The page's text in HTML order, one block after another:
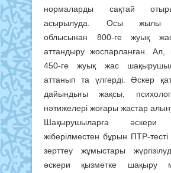
нормаларды сақтай
асырылуда. Осы жылы
облысынан 800-ге жуық
аттандыру жоспарланған. Ал,
450-ге жуық жас
аттанып та үлгерді. Әскер
дайындығы жақсы,
нәтижелері жоғары жастар
Шақырушыларға әскери
жіберілместен бұрын ПТР-тесті
зерттеу жұмыстары
әскери қызметке шақыру